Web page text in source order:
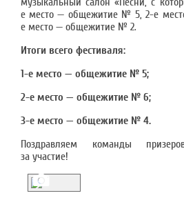
е место — общежитие № 5, 2-е
е место — общежитие № 2.
Итоги всего фестиваля:
1-е место — общежитие № 5;
2-е место — общежитие № 6;
3-е место — общежитие № 4.
Поздравляем команды
за участие!